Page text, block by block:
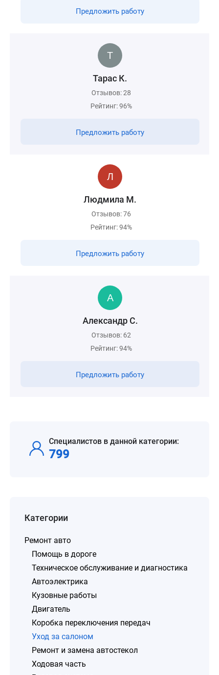
Предложить работу
Тарас К.
Отзывов: 28
Рейтинг: 96%
Предложить работу
Людмила M.
Отзывов: 76
Рейтинг: 94%
Предложить работу
Александр С.
Отзывов: 62
Рейтинг: 94%
Предложить работу
Специалистов в данной категории:
799
Категории
Ремонт авто
Помощь в дороге
Техническое обслуживание и диагностика
Автоэлектрика
Кузовные работы
Двигатель
Коробка переключения передач
Уход за салоном
Ремонт и замена автостекол
Ходовая часть